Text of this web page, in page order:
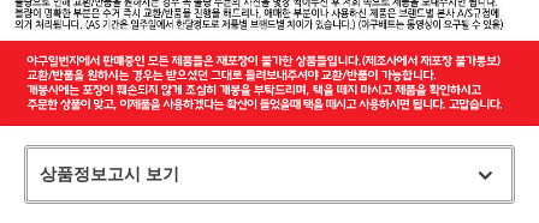
상품정보고시 보기